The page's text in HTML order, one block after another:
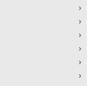
›
›
›
›
›
›